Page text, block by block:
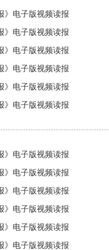
》电子版视频读报
》电子版视频读报
》电子版视频读报
》电子版视频读报
》电子版视频读报
》电子版视频读报
》电子版视频读报
》电子版视频读报
》电子版视频读报
》电子版视频读报
》电子版视频读报
》电子版视频读报